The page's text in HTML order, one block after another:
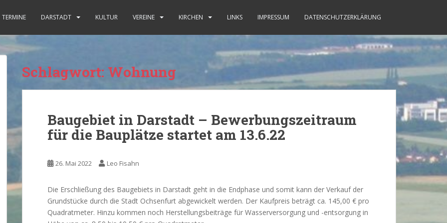
TERMINE DARSTADT KULTUR VEREINE KIRCHEN LINKS IMPRESSUM DATENSCHUTZERKLÄRUNG
Schlagwort: Wohnung
Baugebiet in Darstadt – Bewerbungszeitraum
für die Bauplätze startet am 13.6.22
26. Mai 2022 Leo Fisahn
Die Erschließung des Baugebiets in Darstadt geht in die Endphase und somit kann der Verkauf der
Grundstücke durch die Stadt Ochsenfurt abgewickelt werden. Der Kaufpreis beträgt ca. 145,00 € pro
Quadratmeter. Hinzu kommen noch Herstellungsbeiträge für Wasserversorgung und -entsorgung in